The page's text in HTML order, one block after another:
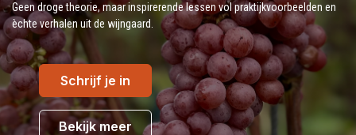
Geen droge theorie, maar inspirerende lessen vol praktijkvoorbeelden en
èchte verhalen uit de wijngaard.
Schrijf je in
Bekijk meer